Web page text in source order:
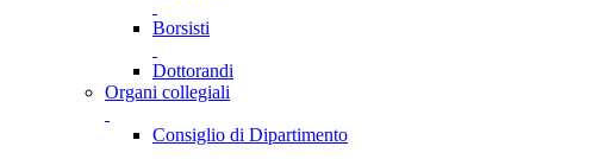
Borsisti
Dottorandi
Organi collegiali
Consiglio di Dipartimento